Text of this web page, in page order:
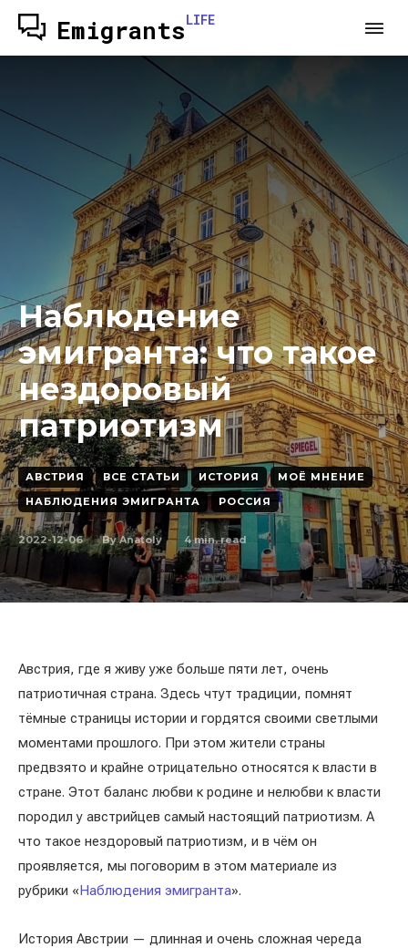
EmigrantsLIFE
Наблюдение
эмигранта: что такое
нездоровый
патриотизм
АВСТРИЯ ВСЕ СТАТЬИ ИСТОРИЯ
МОЁ МНЕНИЕ
НАБЛЮДЕНИЯ ЭМИГРАНТА
РОССИЯ
2022-12-06 By Anatoly 4min. read
Австрия, где я живу уже больше пяти лет, очень
патриотичная страна. Здесь чтут традиции, помнят
тёмные страницы истории и гордятся своими светлыми
моментами прошлого. При этом жители страны
предвзято и крайне отрицательно относятся к власти в
стране. Этот баланс любви к родине и нелюбви к власти
породил у австрийцев самый настоящий патриотизм. А
что такое нездоровый патриотизм, и в чём он
проявляется, мы поговорим в этом материале из
рубрики «Наблюдения эмигранта».
История Австрии — длинная и очень сложная череда